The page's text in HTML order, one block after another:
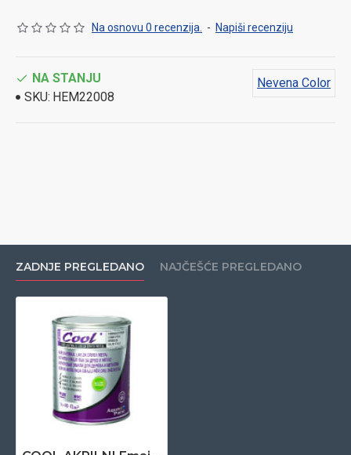
Na osnovu 0 recenzija. - Napiši recenziju
NA STANJU
SKU: HEM22008
Nevena Color
ZADNJE PREGLEDANO NAJČEŠĆE PREGLEDANO